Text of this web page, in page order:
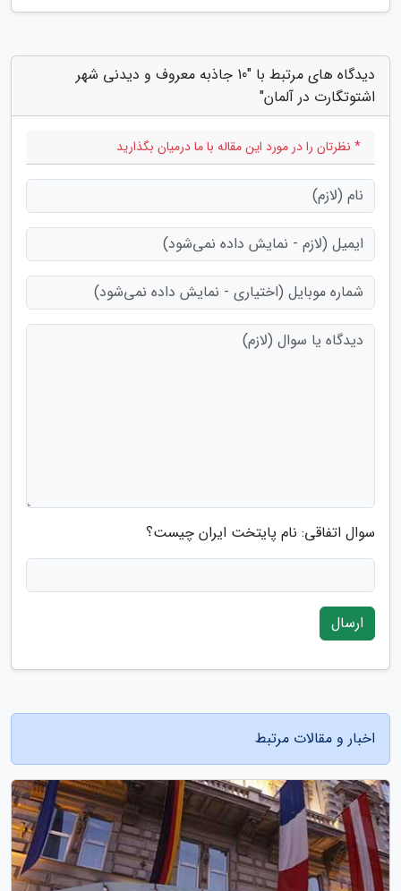
دیدگاه های مرتبط با "10 جاذبه معروف و دیدنی شهر
اشتوتگارت در آلمان"
* نظرتان را در مورد این مقاله با ما درمیان بگذارید
سوال اتفاقی: نام پایتخت ایران چیست؟
ارسال
اخبار و مقالات مرتبط